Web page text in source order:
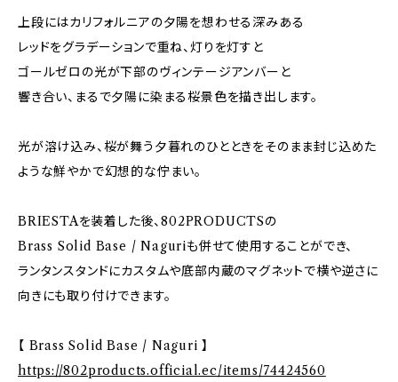
上段にはカリフォルニアの夕陽を想わせる深みある
レッドをグラデーションで重ね、灯りを灯すと
ゴールゼロの光が下部のヴィンテージアンバーと
響き合い、まるで夕陽に染まる桜景色を描き出します。
光が溶け込み、桜が舞う夕暮れのひとときをそのまま封じ込めた
ような鮮やかで幻想的な佇まい。
BRIESTAを装着した後、802PRODUCTSの
Brass Solid Base / Naguriも併せて使用することができ、
ランタンスタンドにカスタムや底部内蔵のマグネットで横や逆さに
向きにも取り付けできます。
【 Brass Solid Base / Naguri 】
https://802products.official.ec/items/74424560